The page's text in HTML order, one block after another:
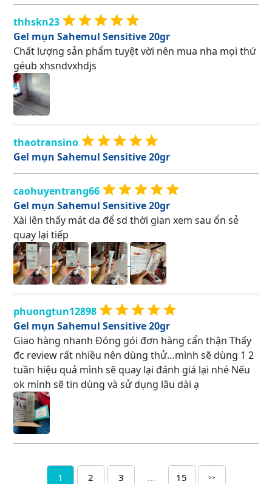
thhskn23
Gel mụn Sahemul Sensitive 20gr
Chất lượng sản phẩm tuyệt vời nên mua nha mọi thứ
géub xhsndvxhdjs
thaotransino
Gel mụn Sahemul Sensitive 20gr
caohuyentrang66
Gel mụn Sahemul Sensitive 20gr
Xài lên thấy mát da để sd thời gian xem sau ổn sẻ
quay lại tiếp
phuongtun12898
Gel mụn Sahemul Sensitive 20gr
Giao hàng nhanh Đóng gói đơn hàng cẩn thận Thấy
đc review rất nhiều nên dùng thử…mình sẽ dùng 1 2
tuần hiệu quả mình sẽ quay lại đánh giá lại nhé Nếu
ok mình sẽ tin dùng và sử dụng lâu dài ạ
1 2 3 ... 15 >>